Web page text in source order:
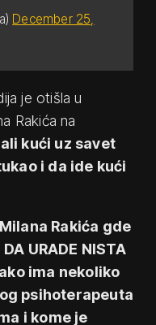
December 25,
je otišla u
Rakića na
kući uz savet
i da ide kući
Rakića gde
URADE NISTA
ima nekoliko
psihoterapeuta
i kome je